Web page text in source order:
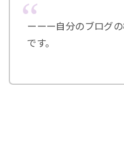
ーーー自分のブログ
です。